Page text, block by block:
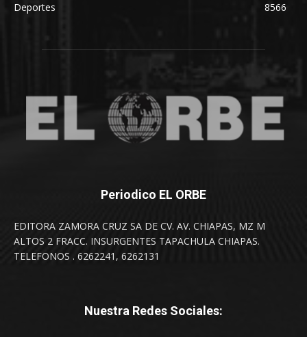
Deportes
8566
Periodico EL ORBE
EDITORA ZAMORA CRUZ SA DE CV. AV. CHIAPAS, MZ M
ALTOS 2 FRACC. INSURGENTES TAPACHULA CHIAPAS.
TELEFONOS . 6262241, 6262131
Nuestra Redes Sociales: